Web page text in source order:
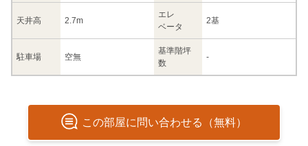
天井高 2.7m
エレ
ベータ
2基
駐車場 空無
基準階坪
数
-
この部屋に問い合わせる（無料）